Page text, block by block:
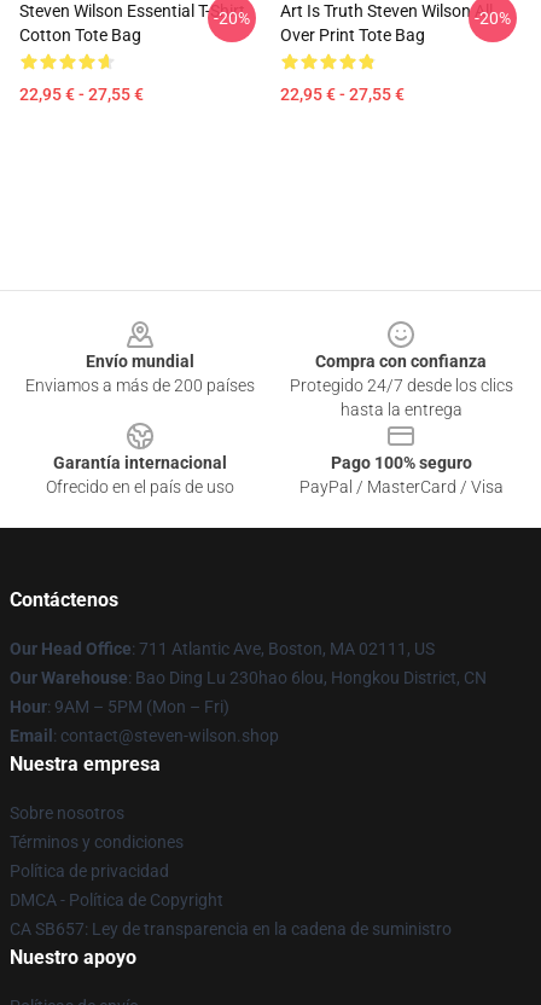
Steven Wilson Essential T-Shirt
Cotton Tote Bag
22,95 € - 27,55 €
-20%
Art Is Truth Steven Wilson All
Over Print Tote Bag
22,95 € - 27,55 €
-20%
Envío mundial
Enviamos a más de 200 países
Compra con confianza
Protegido 24/7 desde los clics
hasta la entrega
Garantía internacional
Ofrecido en el país de uso
Pago 100% seguro
PayPal / MasterCard / Visa
Contáctenos
Our Head Office: 711 Atlantic Ave, Boston, MA 02111, US
Our Warehouse: Bao Ding Lu 230hao 6lou, Hongkou District, CN
Hour: 9AM – 5PM (Mon – Fri)
Email : contact@steven-wilson.shop
Nuestra empresa
Sobre nosotros
Términos y condiciones
Política de privacidad
DMCA - Política de Copyright
CA SB657: Ley de transparencia en la cadena de suministro
Nuestro apoyo